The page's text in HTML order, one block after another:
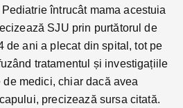
întrucât mama acestuia
SJU prin purtătorul de
de ani a plecat din spital, tot pe
tratamentul și investigațiile
medici, chiar dacă avea
precizează sursa citată.